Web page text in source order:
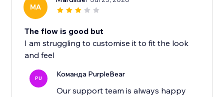
MA
The flow is good but
I am struggling to customise it to fit the look
and feel
PU Команда PurpleBear
Our support team is always happy